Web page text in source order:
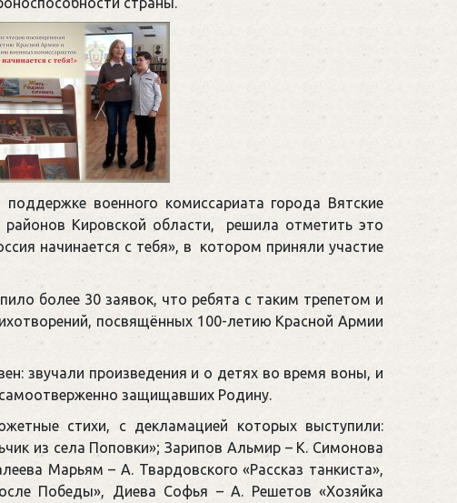
военного комиссариата города Вятские
Кировской области, решила отметить это
начинается с тебя», в котором приняли участие
более 30 заявок, что ребята с таким трепетом и
посвящённых 100-летию Красной Армии
звучали произведения и о детях во время воны, и
защищавших Родину.
стихи, с декламацией которых выступили:
из села Поповки»; Зарипов Альмир – К. Симонова
Марьям – А. Твардовского «Рассказ танкиста»,
Победы», Диева Софья – А. Решетов «Хозяйка